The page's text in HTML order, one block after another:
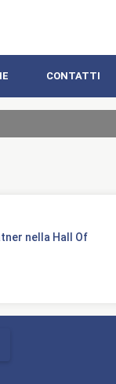
CONTATTI
nella Hall Of